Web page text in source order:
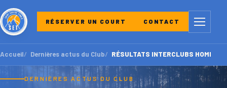
RÉSERVER UN COURT CONTACT Menu
Accueil Dernières actus du Club RÉSULTATS INTERCLUBS
DERNIÈRES ACTUS DU CLUB